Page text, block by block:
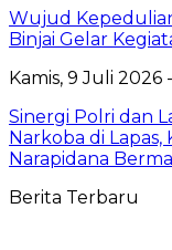
Wujud
Binjai Gelar
Kamis, 9 Juli 2026
Sinergi Polri dan
Narkoba di
Narapidana
Berita Terbaru